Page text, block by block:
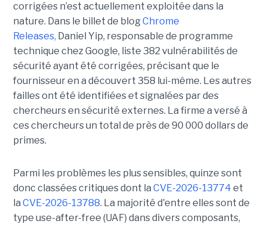
corrigées n’est actuellement exploitée dans la
nature. Dans le billet de blogChrome
Releases, Daniel Yip, responsable de programme
technique chez Google, liste 382 vulnérabilités de
sécurité ayant été corrigées, précisant que le
fournisseur en a découvert 358 lui-même. Les autres
failles ont été identifiées et signalées par des
chercheurs en sécurité externes. La firme a versé à
ces chercheurs un total de près de 90 000 dollars de
primes.
Parmi les problèmes les plus sensibles, quinze sont
donc classées critiques dont la CVE-2026-13774 et
la CVE-2026-13788. La majorité d'entre elles sont de
type use-after-free (UAF) dans divers composants,